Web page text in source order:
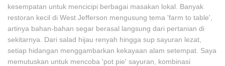
kesempatan untuk mencicipi berbagai masakan lokal. Banyak
restoran kecil di West Jefferson mengusung tema 'farm to table',
artinya bahan-bahan segar berasal langsung dari pertanian di
sekitarnya. Dari salad hijau renyah hingga sup sayuran lezat,
setiap hidangan menggambarkan kekayaan alam setempat. Saya
memutuskan untuk mencoba 'pot pie' sayuran, kombinasi